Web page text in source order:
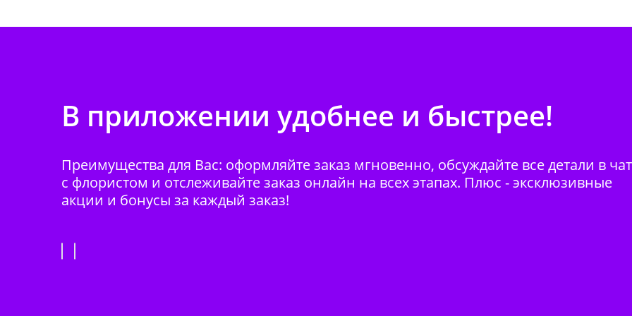
В приложении удобнее и быстрее!
Преимущества для Вас: оформляйте заказ мгновенно, обсуждайте все детали в
с флористом и отслеживайте заказ онлайн на всех этапах. Плюс - эксклюзивные
акции и бонусы за каждый заказ!